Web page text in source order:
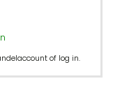
of log in.